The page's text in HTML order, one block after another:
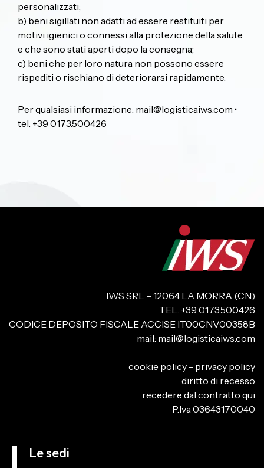
personalizzati;
b) beni sigillati non adatti ad essere restituiti per
motivi igienici o connessi alla protezione della salute
e che sono stati aperti dopo la consegna;
c) beni che per loro natura non possono essere
rispediti o rischiano di deteriorarsi rapidamente.
Per qualsiasi informazione: mail@logisticaiws.com •
tel. +39 0173.500426
IWS SRL – 12064 LA MORRA (CN)
TEL. +39 0173.500426
CODICE DEPOSITO FISCALE ACCISE IT00CNV00358B
mail: mail@logisticaiws.com
cookie policy - privacy policy
diritto di recesso
recedere dal contratto qui
P.Iva 03643170040
Le sedi